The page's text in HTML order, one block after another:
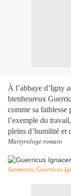
À l’abbaye d’Igny
bienheureux
comme sa faiblesse
l’exemple du
pleins d’humilité et
Martyrologe romain
Sermones, Guerricus